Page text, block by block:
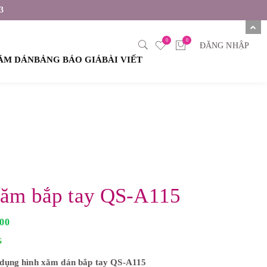
DÁNBẢNG BÁO GIÁBÀI VIẾT
0 0
ĐĂNG NHẬP
bắp tay QS-A115
hình xăm dán bắp tay QS-A115